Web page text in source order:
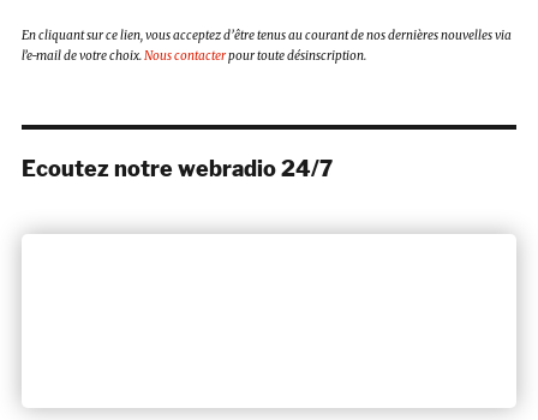
En cliquant sur ce lien, vous acceptez d’être tenus au courant de nos dernières nouvelles via
l’e-mail de votre choix.Nous contacterpour toute désinscription.
Ecoutez notre webradio 24/7